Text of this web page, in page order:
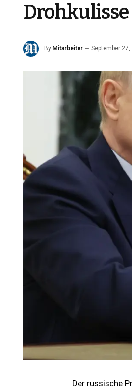
Drohkulisse
By Mitarbeiter September 27,
Der russische